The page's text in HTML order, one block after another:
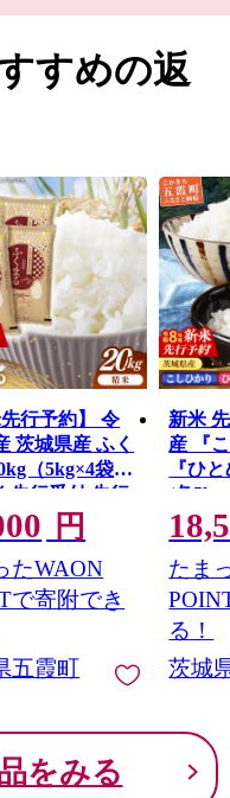
すめの返
先行予約】 令
茨城県産 ふく
（5kg×4袋）
先行受付 先行
年 米 お米 精
特A 特A評価
美味しい 茨
霞町
円
たWAON
で寄附でき
五霞町
新米
産 『
『ひ
(各
米 白
比べセ
リ ひ
約
援 単
町
たま
る！
茨城
をみる